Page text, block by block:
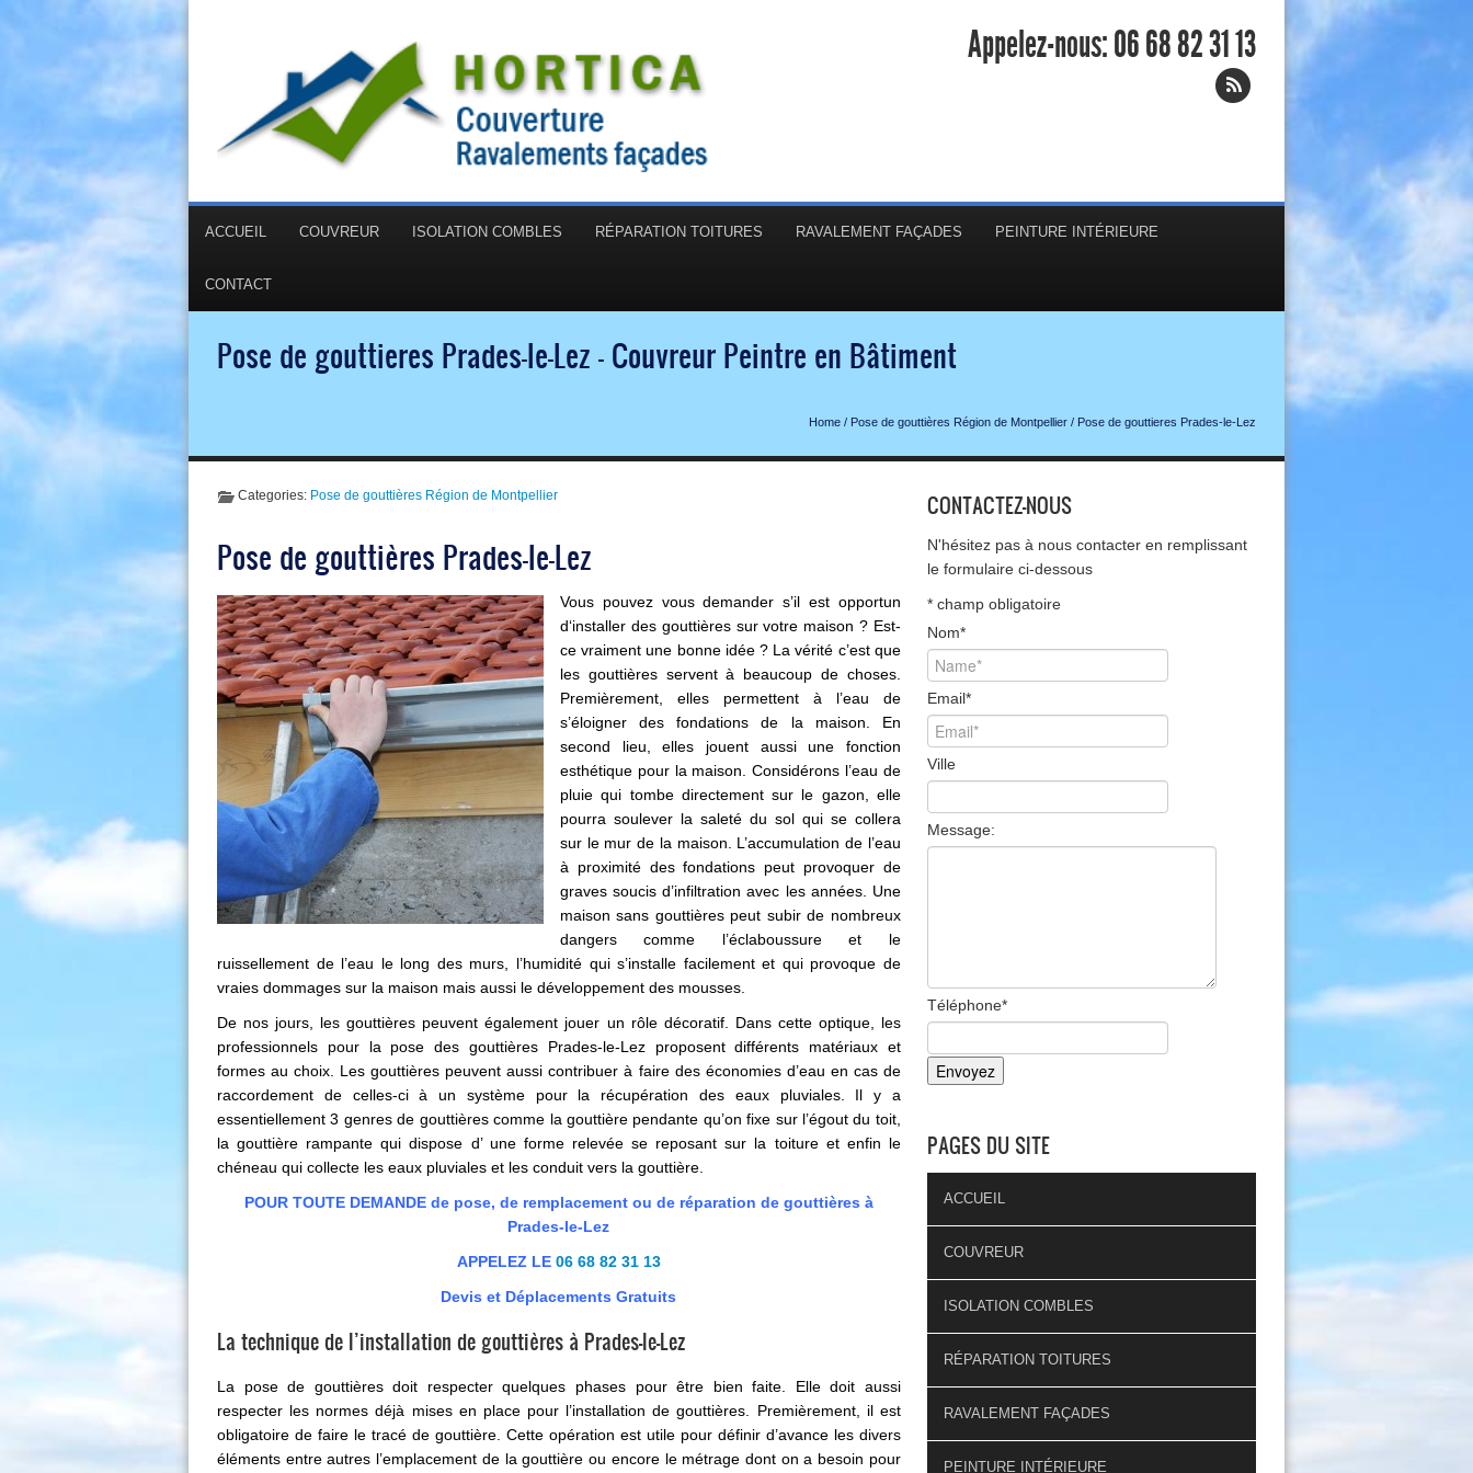
Appelez-nous:06 68 82 31 13
ACCUEIL COUVREUR ISOLATION COMBLES RÉPARATION TOITURES RAVALEMENT FAÇADES PEINTURE INTÉRIEURE
CONTACT
Pose de gouttieres Prades-le-Lez - Couvreur Peintre en Bâtiment
Home / Pose de gouttières Région de Montpellier / Pose de gouttieres Prades-le-Lez
Categories: Pose de gouttières Région de Montpellier
Pose de gouttières Prades-le-Lez
Vous pouvez vous demander s’il est opportun
d‘installer des gouttièressur votre maison ? Est-
ce vraiment une bonne idée ? La vérité c’est que
les gouttières servent à beaucoup de choses.
Premièrement, elles permettent à l’eau de
s’éloigner des fondations de la maison. En
second lieu, elles jouent aussi une fonction
esthétique pour la maison. Considérons l’eau de
pluie qui tombe directement sur le gazon, elle
pourra soulever la saleté du sol qui se collera
sur le mur de la maison. L’accumulation de l’eau
à proximité des fondations peut provoquer de
graves soucis d’infiltration avec les années. Une
maison sans gouttières peut subir de nombreux
dangers comme l’éclaboussure et le
ruissellement de l’eau le long des murs, l’humidité qui s’installe facilement et qui provoque de
vraies dommages sur la maison mais aussi le développement des mousses.
De nos jours, les gouttières peuvent également jouer un rôle décoratif. Dans cette optique, les
professionnels pour la pose des gouttières Prades-le-Lez proposent différents matériaux et
formes au choix. Les gouttières peuvent aussi contribuer à faire des économies d’eau en cas de
raccordement de celles-ci à un système pour la récupération des eaux pluviales. Il y a
essentiellement 3 genres de gouttières comme la gouttière pendante qu’on fixe sur l’égout du toit,
la gouttière rampante qui dispose d’ une forme relevée se reposant sur la toiture et enfin le
chéneau qui collecte les eaux pluviales et les conduit vers la gouttière.
POUR TOUTE DEMANDE de pose, de remplacement ou de réparation de gouttières à
Prades-le-Lez
APPELEZ LE 06 68 82 31 13
Devis et Déplacements Gratuits
La technique de l’installation de gouttières à Prades-le-Lez
La pose de gouttièresdoit respecter quelques phases pour être bien faite. Elle doit aussi
respecter les normes déjà mises en place pour l’installation de gouttières. Premièrement, il est
obligatoire de faire le tracé de gouttière. Cette opération est utile pour définir d’avance les divers
éléments entre autres l’emplacement de la gouttière ou encore le métrage dont on a besoin pour
CONTACTEZ-NOUS
N'hésitez pas à nous contacter en remplissant
le formulaire ci-dessous
* champ obligatoire
Nom*
Email*
Ville
Message:
Téléphone*
PAGES DU SITE
ACCUEIL
COUVREUR
ISOLATION COMBLES
RÉPARATION TOITURES
RAVALEMENT FAÇADES
PEINTURE INTÉRIEURE